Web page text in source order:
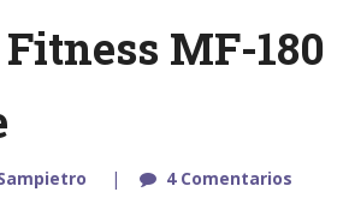
MF-180
4 Comentarios